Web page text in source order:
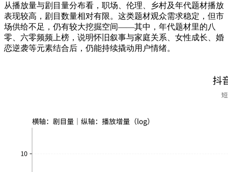
从播放量与剧目量分布看，职场、伦理、乡村及年代题材播放
表现较高，剧目数量相对有限。这类题材观众需求稳定，但市
场供给不足，仍有较大挖掘空间——其中，年代题材里的八
零、六零频频上榜，说明怀旧叙事与家庭关系、女性成长、婚
恋逆袭等元素结合后，仍能持续撬动用户情绪。